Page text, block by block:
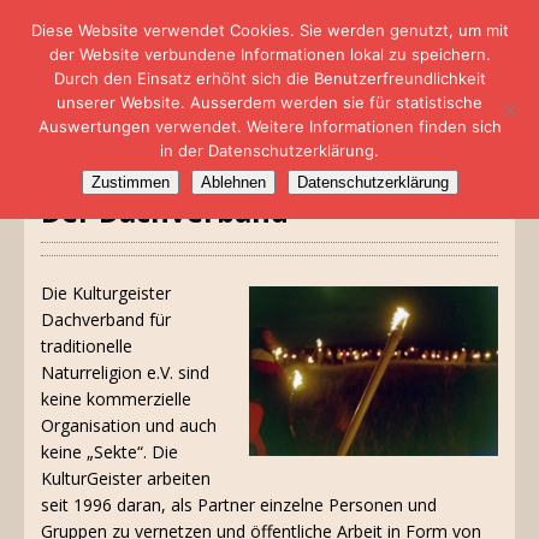
Der Dachverband
Die Kulturgeister
Dachverband für
traditionelle
Naturreligion e.V. sind
keine kommerzielle
Organisation und auch
keine „Sekte“. Die
KulturGeister arbeiten
seit 1996 daran, als Partner einzelne Personen und
Gruppen zu vernetzen und öffentliche Arbeit in Form von
Diese Website verwendet Cookies. Sie werden genutzt, um mit
der Website verbundene Informationen lokal zu speichern.
Durch den Einsatz erhöht sich die Benutzerfreundlichkeit
unserer Website. Ausserdem werden sie für statistische
Auswertungen verwendet. Weitere Informationen finden sich
in der Datenschutzerklärung.
Zustimmen Ablehnen Datenschutzerklärung